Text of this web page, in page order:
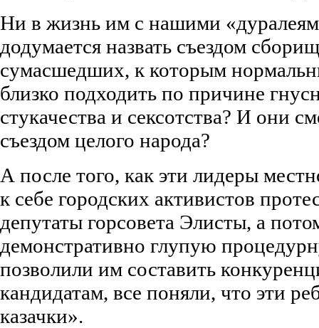
Ни в жизнь им с нашими
додумается назвать съездом
сумасшедших, к которым
близко подходить по причине
стукачества и сексотства? И они
съездом целого народа?
А после того, как эти лидеры
к себе городских активистов
депутаты горсовета Элисты, а
демонстративно глупую
позволили им составить
кандидатам, все поняли, что эти
казачки».